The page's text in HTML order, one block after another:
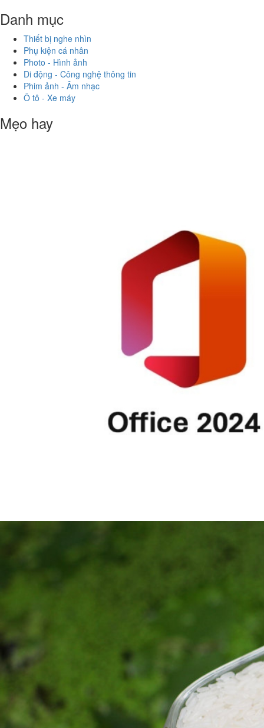
Danh mục
Thiết bị nghe nhìn
Phụ kiện cá nhân
Photo - Hình ảnh
Di động - Công nghệ thông tin
Phim ảnh - Âm nhạc
Ô tô - Xe máy
Mẹo hay